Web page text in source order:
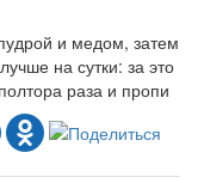
и медом, затем
на сутки: за это
раза и пропи